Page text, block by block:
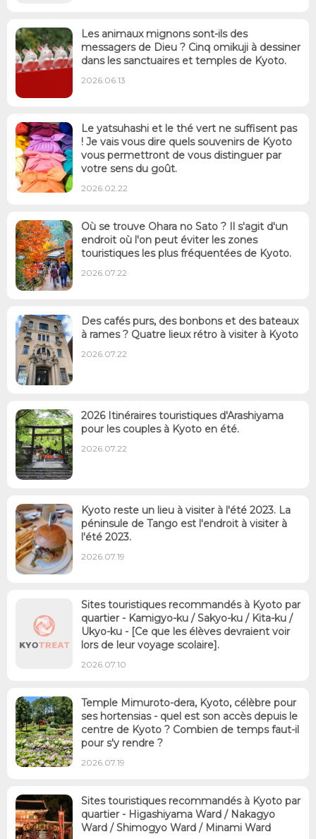
Les animaux mignons sont-ils des
messagers de Dieu ? Cinq omikuji à dessiner
dans les sanctuaires et temples de Kyoto.
2026.06.13
Le yatsuhashi et le thé vert ne suffisent pas
! Je vais vous dire quels souvenirs de Kyoto
vous permettront de vous distinguer par
votre sens du goût.
2026.02.22
Où se trouve Ohara no Sato ? Il s'agit d'un
endroit où l'on peut éviter les zones
touristiques les plus fréquentées de Kyoto.
2026.07.22
Des cafés purs, des bonbons et des bateaux
à rames ? Quatre lieux rétro à visiter à Kyoto
2026.07.22
2026 Itinéraires touristiques d'Arashiyama
pour les couples à Kyoto en été.
2026.07.22
Kyoto reste un lieu à visiter à l'été 2023. La
péninsule de Tango est l'endroit à visiter à
l'été 2023.
2026.07.19
Sites touristiques recommandés à Kyoto par
quartier - Kamigyo-ku / Sakyo-ku / Kita-ku /
Ukyo-ku - [Ce que les élèves devraient voir
lors de leur voyage scolaire].
2026.07.10
Temple Mimuroto-dera, Kyoto, célèbre pour
ses hortensias - quel est son accès depuis le
centre de Kyoto ? Combien de temps faut-il
pour s'y rendre ?
2026.07.19
Sites touristiques recommandés à Kyoto par
quartier - Higashiyama Ward / Nakagyo
Ward / Shimogyo Ward / Minami Ward